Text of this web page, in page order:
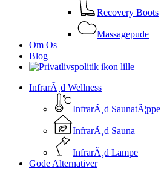
Recovery Boots
Massagepude
Om Os
Blog
InfrarÃ¸d Wellness
InfrarÃ¸d SaunatÃ¦ppe
InfrarÃ¸d Sauna
InfrarÃ¸d Lampe
Gode Alternativer